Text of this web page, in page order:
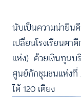
นับเป็นความน่ายิน
เปลี่ยนโรงเรียนต
แห่ง) ด้วยเงินทุนบ
ศูนย์กักชุมชนแห่งที่
ได้ 120 เตียง